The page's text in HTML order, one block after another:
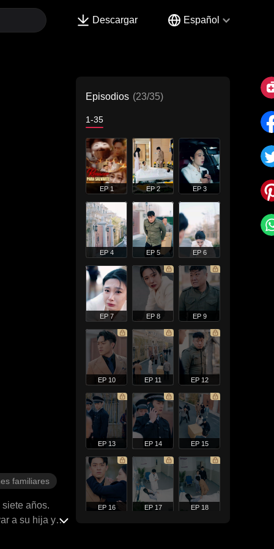
Descargar Español
familiares
años.
a su hija y
Episodios (23/35)
1-35
EP 1 EP 2 EP 3
EP 4 EP 5 EP 6
EP 7 EP 8 EP 9
EP 10 EP 11 EP 12
EP 13 EP 14 EP 15
EP 16 EP 17 EP 18